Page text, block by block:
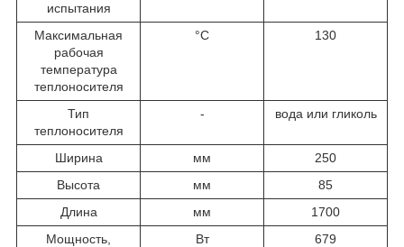
испытания
Максимальная
рабочая
температура
теплоносителя
°C 130
Тип
теплоносителя
- вода или гликоль
Ширина мм
250
Высота
мм
85
Длина
мм
1700
Мощность,
Вт 679